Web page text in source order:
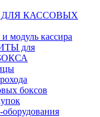
КАССОВЫХ
модуль кассира
для
боксов